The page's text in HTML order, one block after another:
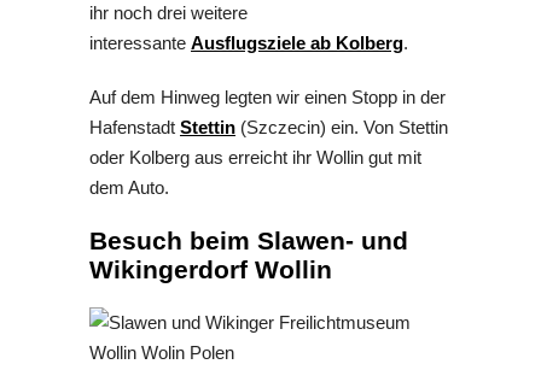
ihr noch drei weitere
interessante Ausflugsziele ab Kolberg.
Auf dem Hinweg legten wir einen Stopp in der
Hafenstadt Stettin (Szczecin) ein. Von Stettin
oder Kolberg aus erreicht ihr Wollin gut mit
dem Auto.
Besuch beim Slawen- und
Wikingerdorf Wollin